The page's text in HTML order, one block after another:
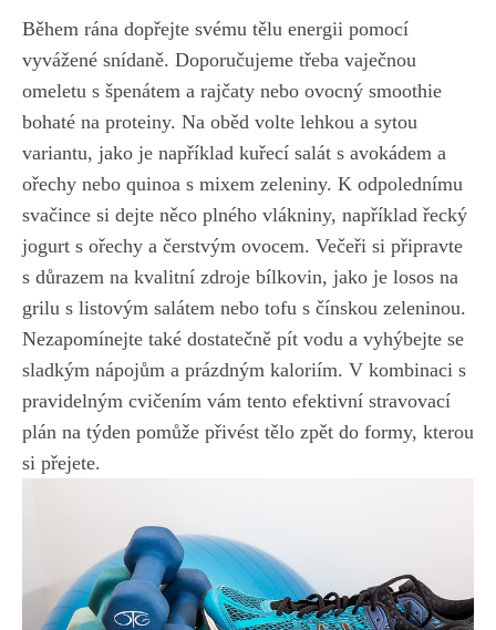
Během ⁤rána dopřejte svému tělu energii pomocí
vyvážené snídaně. ⁣Doporučujeme třeba vaječnou
omeletu s špenátem a rajčaty nebo ovocný smoothie
bohaté​ na proteiny. Na oběd‍ volte⁤ lehkou‍ a ‌sytou
variantu, jako⁤ je například kuřecí salát⁢ s avokádem a
ořechy nebo quinoa s mixem zeleniny. K odpolednímu
svačince ‌si dejte⁤ něco plného vlákniny, například řecký
jogurt⁢ s ořechy ‌a čerstvým ​ovocem. Večeři si připravte
s⁤ důrazem ⁣na kvalitní zdroje bílkovin, jako je losos na
⁣grilu s‌ listovým salátem nebo‌ tofu s čínskou zeleninou.
Nezapomínejte také dostatečně pít vodu a vyhýbejte‍ se
sladkým nápojům ⁢a prázdným kaloriím. V kombinaci s
‍pravidelným cvičením vám tento efektivní stravovací
plán na týden pomůže přivést tělo zpět do formy, ⁣kterou
si přejete.